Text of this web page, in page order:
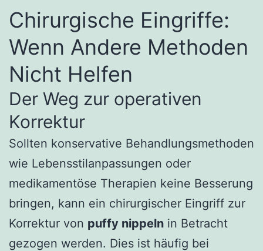
Chirurgische Eingriffe:
Wenn Andere Methoden
Nicht Helfen
Der Weg zur operativen
Korrektur
Sollten konservative Behandlungsmethoden
wie Lebensstilanpassungen oder
medikamentöse Therapien keine Besserung
bringen, kann ein chirurgischer Eingriff zur
Korrektur von puffy nippeln in Betracht
gezogen werden. Dies ist häufig bei